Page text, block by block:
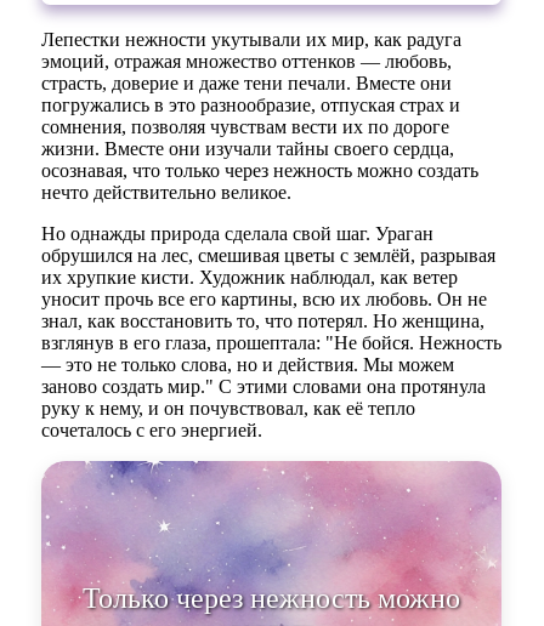
Лепестки нежности укутывали их мир, как радуга
эмоций, отражая множество оттенков — любовь,
страсть, доверие и даже тени печали. Вместе они
погружались в это разнообразие, отпуская страх и
сомнения, позволяя чувствам вести их по дороге
жизни. Вместе они изучали тайны своего сердца,
осознавая, что только через нежность можно создать
нечто действительно великое.
Но однажды природа сделала свой шаг. Ураган
обрушился на лес, смешивая цветы с землёй, разрывая
их хрупкие кисти. Художник наблюдал, как ветер
уносит прочь все его картины, всю их любовь. Он не
знал, как восстановить то, что потерял. Но женщина,
взглянув в его глаза, прошептала: "Не бойся. Нежность
— это не только слова, но и действия. Мы можем
заново создать мир." С этими словами она протянула
руку к нему, и он почувствовал, как её тепло
сочеталось с его энергией.
Только через нежность можно